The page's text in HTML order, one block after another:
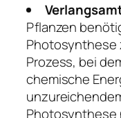
Pflanzen
Photosynthese
Prozess, bei
chemische
Photosynthese